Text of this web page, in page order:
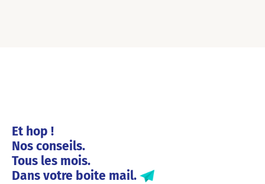
Et hop !
Nos conseils.
Tous les mois.
Dans votre boite mail.